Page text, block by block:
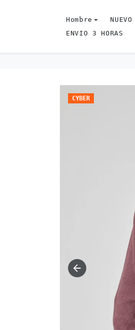
Hombre NUEVO
ENVIO 3 HORAS
CYBER